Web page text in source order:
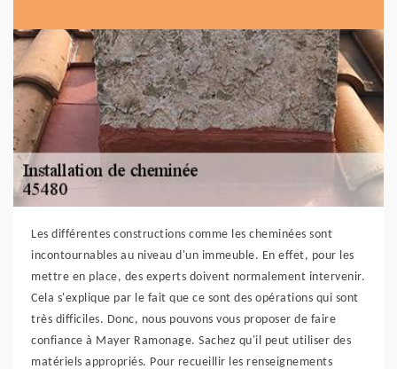
Les différentes constructions comme les cheminées sont
incontournables au niveau d'un immeuble. En effet, pour les
mettre en place, des experts doivent normalement intervenir.
Cela s'explique par le fait que ce sont des opérations qui sont
très difficiles. Donc, nous pouvons vous proposer de faire
confiance à Mayer Ramonage. Sachez qu'il peut utiliser des
matériels appropriés. Pour recueillir les renseignements